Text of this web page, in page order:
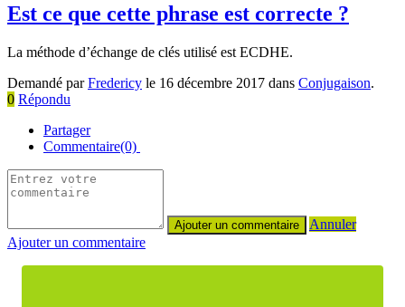
Est ce que cette phrase est correcte ?
La méthode d’échange de clés utilisé est ECDHE.
Demandé parFredericy le 16 décembre 2017 dans Conjugaison.
0 Répondu
Partager
Commentaire(0)
Annuler
Ajouter un commentaire